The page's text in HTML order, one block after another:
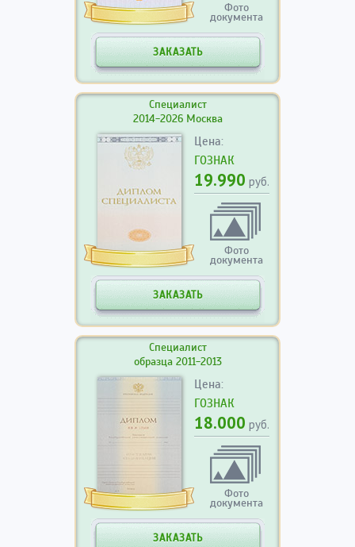
Фото
документа
ЗАКАЗАТЬ
Специалист
2014-2026 Москва
Цена:
ГОЗНАК
19.990 руб.
Фото
документа
ЗАКАЗАТЬ
Специалист
образца 2011-2013
Цена:
ГОЗНАК
18.000 руб.
Фото
документа
ЗАКАЗАТЬ